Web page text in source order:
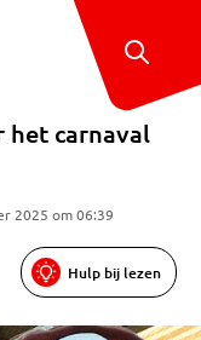
het carnaval
2025 om 06:39
Hulp bij lezen